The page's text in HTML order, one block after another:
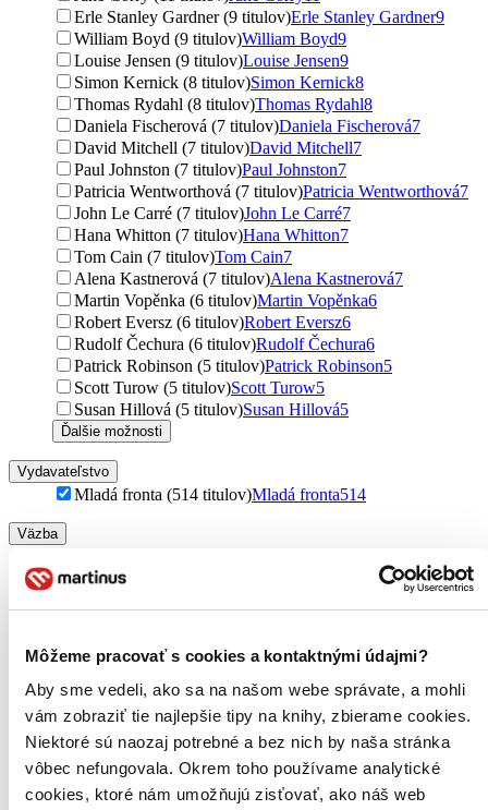
Môžeme pracovať s cookies a kontaktnými údajmi?
Aby sme vedeli, ako sa na našom webe správate, a mohli
vám zobraziť tie najlepšie tipy na knihy, zbierame cookies.
Niektoré sú naozaj potrebné a bez nich by naša stránka
vôbec nefungovala. Okrem toho používame analytické
cookies, ktoré nám umožňujú zisťovať, ako náš web
Erle Stanley Gardner (9 titulov)Erle Stanley Gardner9
William Boyd (9 titulov)William Boyd9
Louise Jensen (9 titulov)Louise Jensen9
Simon Kernick (8 titulov)Simon Kernick8
Thomas Rydahl (8 titulov)Thomas Rydahl8
Daniela Fischerová (7 titulov)Daniela Fischerová7
David Mitchell (7 titulov)David Mitchell7
Paul Johnston (7 titulov)Paul Johnston7
Patricia Wentworthová (7 titulov)Patricia Wentworthová7
John Le Carré (7 titulov)John Le Carré7
Hana Whitton (7 titulov)Hana Whitton7
Tom Cain (7 titulov)Tom Cain7
Alena Kastnerová (7 titulov)Alena Kastnerová7
Martin Vopěnka (6 titulov)Martin Vopěnka6
Robert Eversz (6 titulov)Robert Eversz6
Rudolf Čechura (6 titulov)Rudolf Čechura6
Patrick Robinson (5 titulov)Patrick Robinson5
Scott Turow (5 titulov)Scott Turow5
Susan Hillová (5 titulov)Susan Hillová5
Ďalšie možnosti
Vydavateľstvo
Mladá fronta (514 titulov)Mladá fronta514
Väzba
pevná väzba s prebalom (164 titulov)
pevná väzba s
Formát
E-kniha: EPUB (126 titulov) E-kniha: EPUB
126
E-kniha: MOBI (126 titulov)E-kniha: MOBI126
E-kniha: PDF (122 titulov) E-kniha: PDF122
Audiokniha: CD (5 titulov)Audiokniha: CD5
Audiokniha: MP3 (2 tituly)Audiokniha: MP32